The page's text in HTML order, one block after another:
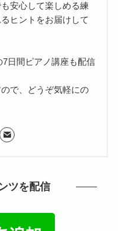
安心して楽しめる練
ヒントをお届けして
日間ピアノ講座も配信
で、どうぞ気軽にの
ツを配信